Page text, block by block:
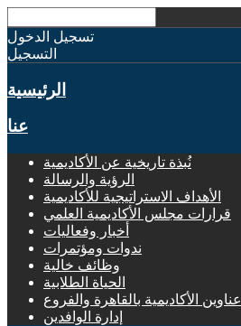
تسجيل الدخول
التسجيل
الرئيسية
عنا
نُبذة تاريخية عن الأكاديمية
الرؤية والرسالة
الأهداف الاستراتيجية للأكاديمية
قرارات مجلس الأكاديمية العلمي
أخبار وفعاليات
ندوات ومؤتمرات
وظائف خالية
الحياة الطلابية
عناوين الأكاديمية بالقاهرة والفروع
إدارة الوافدين